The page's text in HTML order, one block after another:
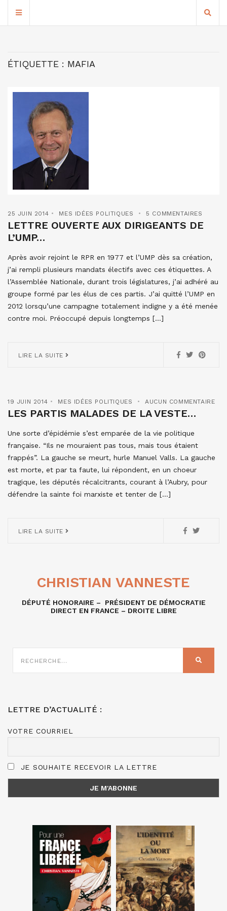
ÉTIQUETTE : MAFIA
25 JUIN 2014 MES IDÉES POLITIQUES 5 COMMENTAIRES
LETTRE OUVERTE AUX DIRIGEANTS DE
L’UMP…
Après avoir rejoint le RPR en 1977 et l’UMP dès sa création,
j’ai rempli plusieurs mandats électifs avec ces étiquettes. A
l’Assemblée Nationale, durant trois législatures, j’ai adhéré au
groupe formé par les élus de ces partis. J’ai quitté l’UMP en
2012 lorsqu’une campagne totalement indigne y a été menée
contre moi. Préoccupé depuis longtemps […]
LIRE LA SUITE
19 JUIN 2014 MES IDÉES POLITIQUES AUCUN COMMENTAIRE
LES PARTIS MALADES DE LA VESTE…
Une sorte d’épidémie s’est emparée de la vie politique
française. “Ils ne mouraient pas tous, mais tous étaient
frappés”. La gauche se meurt, hurle Manuel Valls. La gauche
est morte, et par ta faute, lui répondent, en un choeur
tragique, les députés récalcitrants, courant à l’Aubry, pour
défendre la sainte foi marxiste et tenter de […]
LIRE LA SUITE
CHRISTIAN VANNESTE
DÉPUTÉ HONORAIRE – PRÉSIDENT DE DÉMOCRATIE
DIRECT EN FRANCE – DROITE LIBRE
SUR
LETTRE D’ACTUALITÉ :
VOTRE COURRIEL
JE SOUHAITE RECEVOIR LA LETTRE